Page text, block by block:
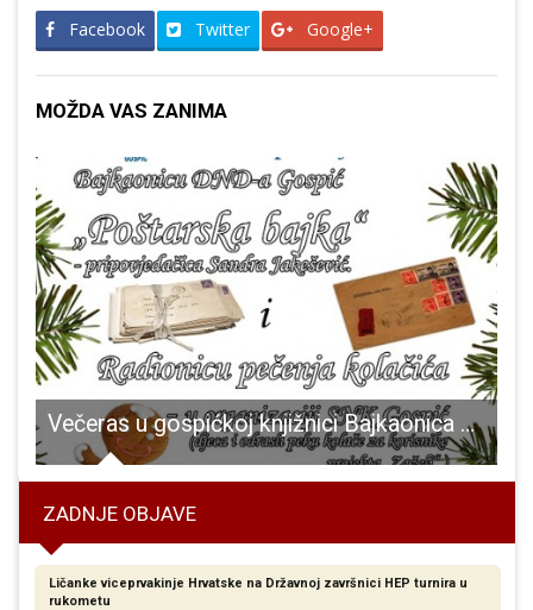
Facebook Twitter Google+
MOŽDA VAS ZANIMA
Večeras u gospićkoj knjižnici Bajkaonica DND-a
ZADNJE OBJAVE
Ličanke viceprvakinje Hrvatske na Državnoj završnici HEP turnira u
rukometu